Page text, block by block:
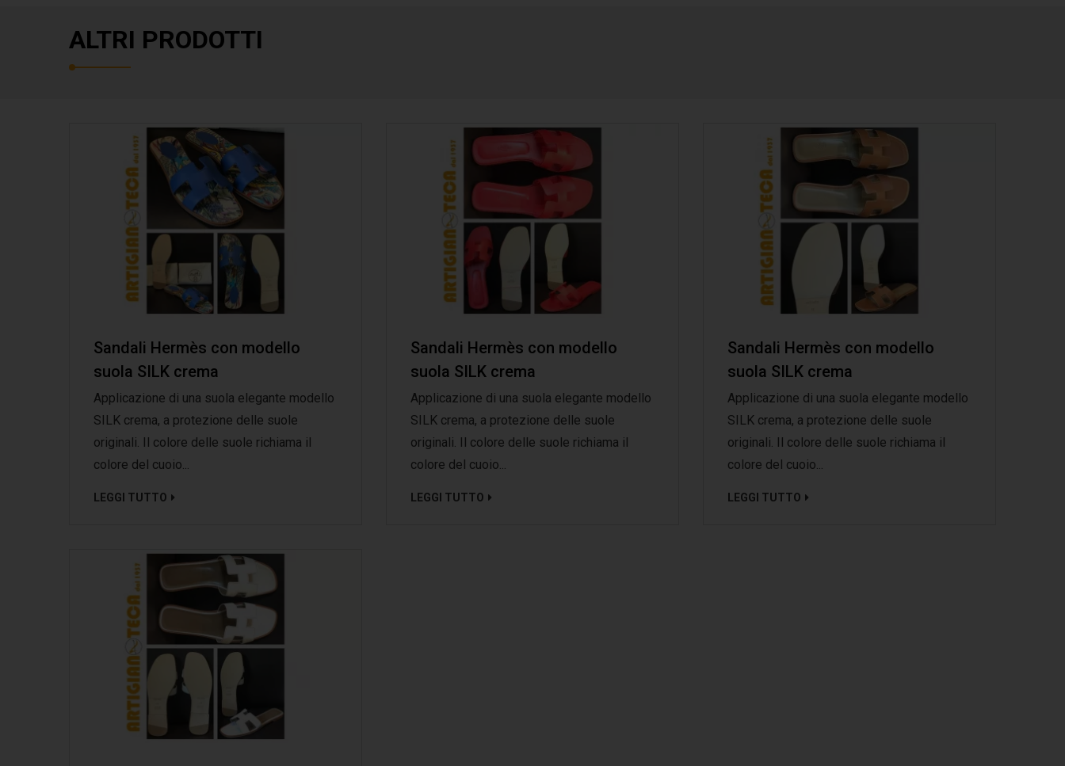
ALTRI PRODOTTI
Sandali Hermès con modello
suola SILK crema
Applicazione di una suola elegante modello
SILK crema, a protezione delle suole
originali. Il colore delle suole richiama il
colore del cuoio...
LEGGI TUTTO
Sandali Hermès con modello
suola SILK crema
Applicazione di una suola elegante modello
SILK crema, a protezione delle suole
originali. Il colore delle suole richiama il
colore del cuoio...
LEGGI TUTTO
Sandali Hermès con modello
suola SILK crema
Applicazione di una suola elegante modello
SILK crema, a protezione delle suole
originali. Il colore delle suole richiama il
colore del cuoio...
LEGGI TUTTO